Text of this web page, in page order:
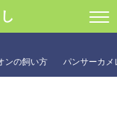
ンの飼い方 パンサーカメ